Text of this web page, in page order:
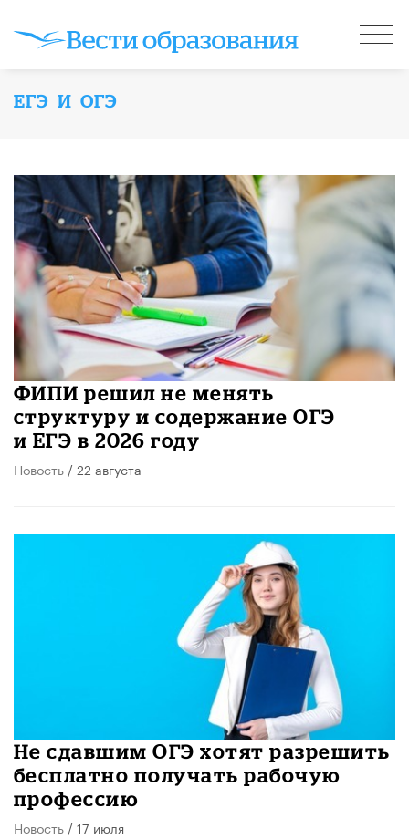
ЕГЭ И ОГЭ
ФИПИ решил не менять
структуру и содержание ОГЭ
и ЕГЭ в 2026 году
Новость / 22 августа
Не сдавшим ОГЭ хотят разрешить
бесплатно получать рабочую
профессию
Новость / 17 июля